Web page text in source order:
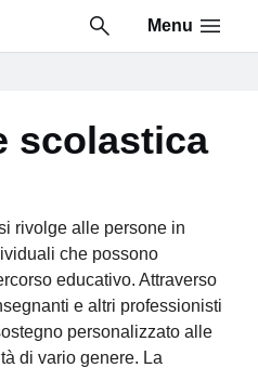
Menu
scolastica
rivolge alle persone in
che possono
educativo. Attraverso
e altri professionisti
personalizzato alle
di vario genere. La